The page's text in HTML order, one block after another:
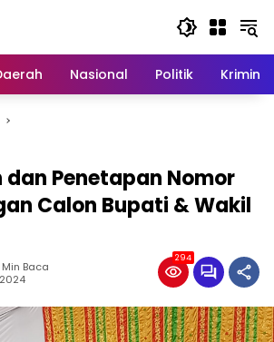
Nasional Politik Kriminal
dan Penetapan Nomor
Calon Bupati & Wakil
Min Baca
294